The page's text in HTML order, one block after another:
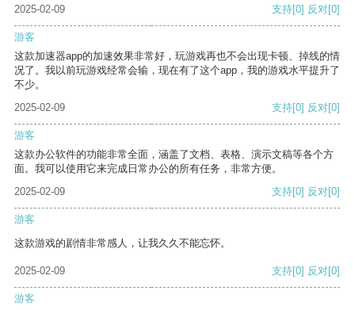
2025-02-09 支持[0] 反对[0]
游客
这款加速器app的加速效果非常好，玩游戏再也不会出现卡顿、掉线的情
况了。我以前玩游戏经常会输，现在有了这个app，我的游戏水平提升了
不少。
2025-02-09
支持[0] 反对[0]
游客
这款办公软件的功能非常全面，涵盖了文档、表格、演示文稿等各个方
面。我可以使用它来完成日常办公的所有任务，非常方便。
2025-02-09
支持[0] 反对[0]
游客
这款游戏的剧情非常感人，让我久久不能忘怀。
2025-02-09 支持[0] 反对[0]
游客